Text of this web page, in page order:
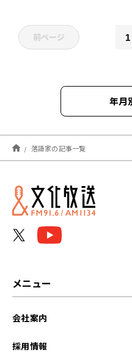
前ページ
年月
2026年07月
2026年06月
2026年05月
落語家の記事一覧
メニュー
会社案内
採用情報